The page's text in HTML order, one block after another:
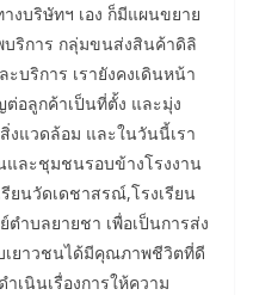
งบริษัทฯ เอง ก็มีแผนขยาย
ริการ กลุ่มขนส่งสินค้าดิลิ
บริการ เรายังคงเดินหน้า
อลูกค้าเป็นที่ตั้ง และมุ่ง
แวดล้อม และในวันนี้เรา
และชุมชนรอบข้างโรงงาน
ยนวัดเดชาสรณ์,โรงเรียน
ำบลยายชา เพื่อเป็นการส่ง
เยาวชนได้มีคุณภาพชีวิตที่ดี
เนินเรื่องการให้ความ